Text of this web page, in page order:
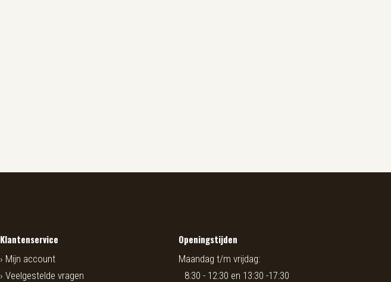
Klantenservice
Mijn account
Veelgestelde vragen
Openingstijden
Maandag t/m vrijdag:
8:30 - 12:30 en 13:30 -17:30